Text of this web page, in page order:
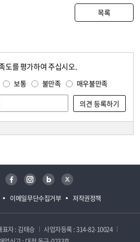
목록
도를 평가하여 주십시오.
보통 불만족 매우불만족
이메일무단수집거부 저작권정책
페이스북 인스타그램 블로그 트위터
표자 : 김태승
사업자등록 : 314-82-10024